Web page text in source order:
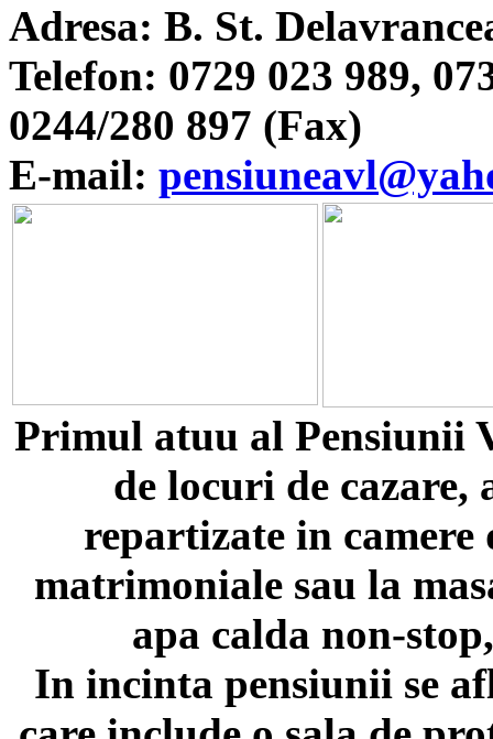
Adresa: B. St.
Telefon: 0729 023 989,
0244/280 897 (Fax)
E-mail:
Primul atuu al Pensiunii
de locuri de
repartizate in camere
matrimoniale sau la
apa calda non-
In incinta pensiunii se